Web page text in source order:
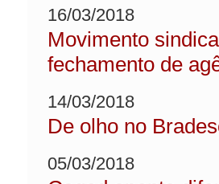
16/03/2018
Movimento
fechamento de
14/03/2018
De olho no
05/03/2018